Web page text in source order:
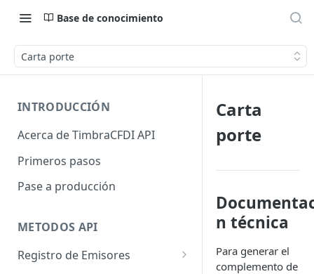
Base de conocimiento
Carta porte
INTRODUCCIÓN
Acerca de TimbraCFDI API
Primeros pasos
Pase a producción
METODOS API
Registro de Emisores
Carta
porte
n técnica
Para generar el
complemento de